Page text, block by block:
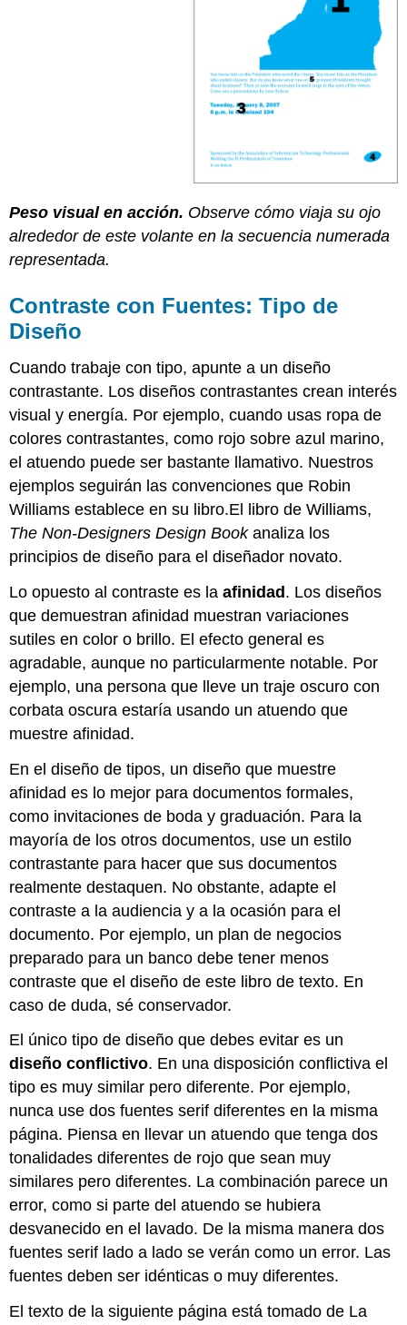
Peso visual en acción. Observe cómo viaja su ojo
alrededor de este volante en la secuencia numerada
representada.
Contraste con Fuentes: Tipo de
Diseño
Cuando trabaje con tipo, apunte a un diseño
contrastante. Los diseños contrastantes crean interés
visual y energía. Por ejemplo, cuando usas ropa de
colores contrastantes, como rojo sobre azul marino,
el atuendo puede ser bastante llamativo. Nuestros
ejemplos seguirán las convenciones que Robin
Williams establece en su libro.El libro de Williams,
The Non-Designers Design Bookanaliza los
principios de diseño para el diseñador novato.
Lo opuesto al contraste es laafinidad. Los diseños
que demuestran afinidad muestran variaciones
sutiles en color o brillo. El efecto general es
agradable, aunque no particularmente notable. Por
ejemplo, una persona que lleve un traje oscuro con
corbata oscura estaría usando un atuendo que
muestre afinidad.
En el diseño de tipos, un diseño que muestre
afinidad es lo mejor para documentos formales,
como invitaciones de boda y graduación. Para la
mayoría de los otros documentos, use un estilo
contrastante para hacer que sus documentos
realmente destaquen. No obstante, adapte el
contraste a la audiencia y a la ocasión para el
documento. Por ejemplo, un plan de negocios
preparado para un banco debe tener menos
contraste que el diseño de este libro de texto. En
caso de duda, sé conservador.
El único tipo de diseño que debes evitar es un
diseño conflictivo. En una disposición conflictiva el
tipo es muy similar pero diferente. Por ejemplo,
nunca use dos fuentes serif diferentes en la misma
página. Piensa en llevar un atuendo que tenga dos
tonalidades diferentes de rojo que sean muy
similares pero diferentes. La combinación parece un
error, como si parte del atuendo se hubiera
desvanecido en el lavado. De la misma manera dos
fuentes serif lado a lado se verán como un error. Las
fuentes deben ser idénticas o muy diferentes.
El texto de la siguiente página está tomado de La